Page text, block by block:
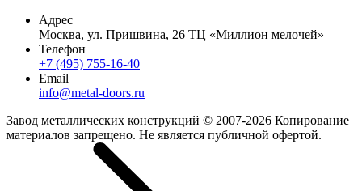
Адрес
Москва, ул. Пришвина, 26 ТЦ «Миллион мелочей»
Телефон
+7 (495) 755-16-40
Email
info@metal-doors.ru
Завод металлических конструкций © 2007-2026 Копирование
материалов запрещено. Не является публичной офертой.